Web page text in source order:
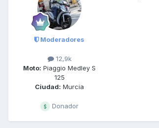
Moderadores
12,9k
Moto: Piaggio Medley S
125
Ciudad: Murcia
Donador